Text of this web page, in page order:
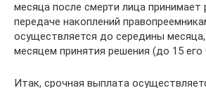
месяца после смерти лица принимает
передаче накоплений
осуществляется до середины
месяцем принятия решения (до 15 его
Итак, срочная выплата